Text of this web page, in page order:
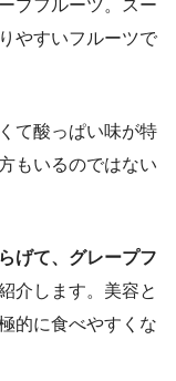
プフルーツ。スー
やすいフルーツで
て酸っぱい味が特
もいるのではない
げて、グレープフ
介します。美容と
的に食べやすくな